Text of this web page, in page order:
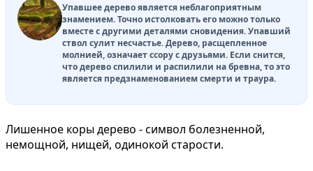
Упавшеедерево является неблагоприятным
знамением. Точно истолковать его можно только
вместе с другими деталями сновидения. Упавший
ствол сулит несчастье. Дерево, расщепленное
молнией, означает ссору с друзьями. Если снится,
что деревоспилили и распилили на бревна, то это
является предзнаменованием смерти и траура.
Лишенное корыдерево - символ болезненной,
немощной, нищей, одинокой старости.